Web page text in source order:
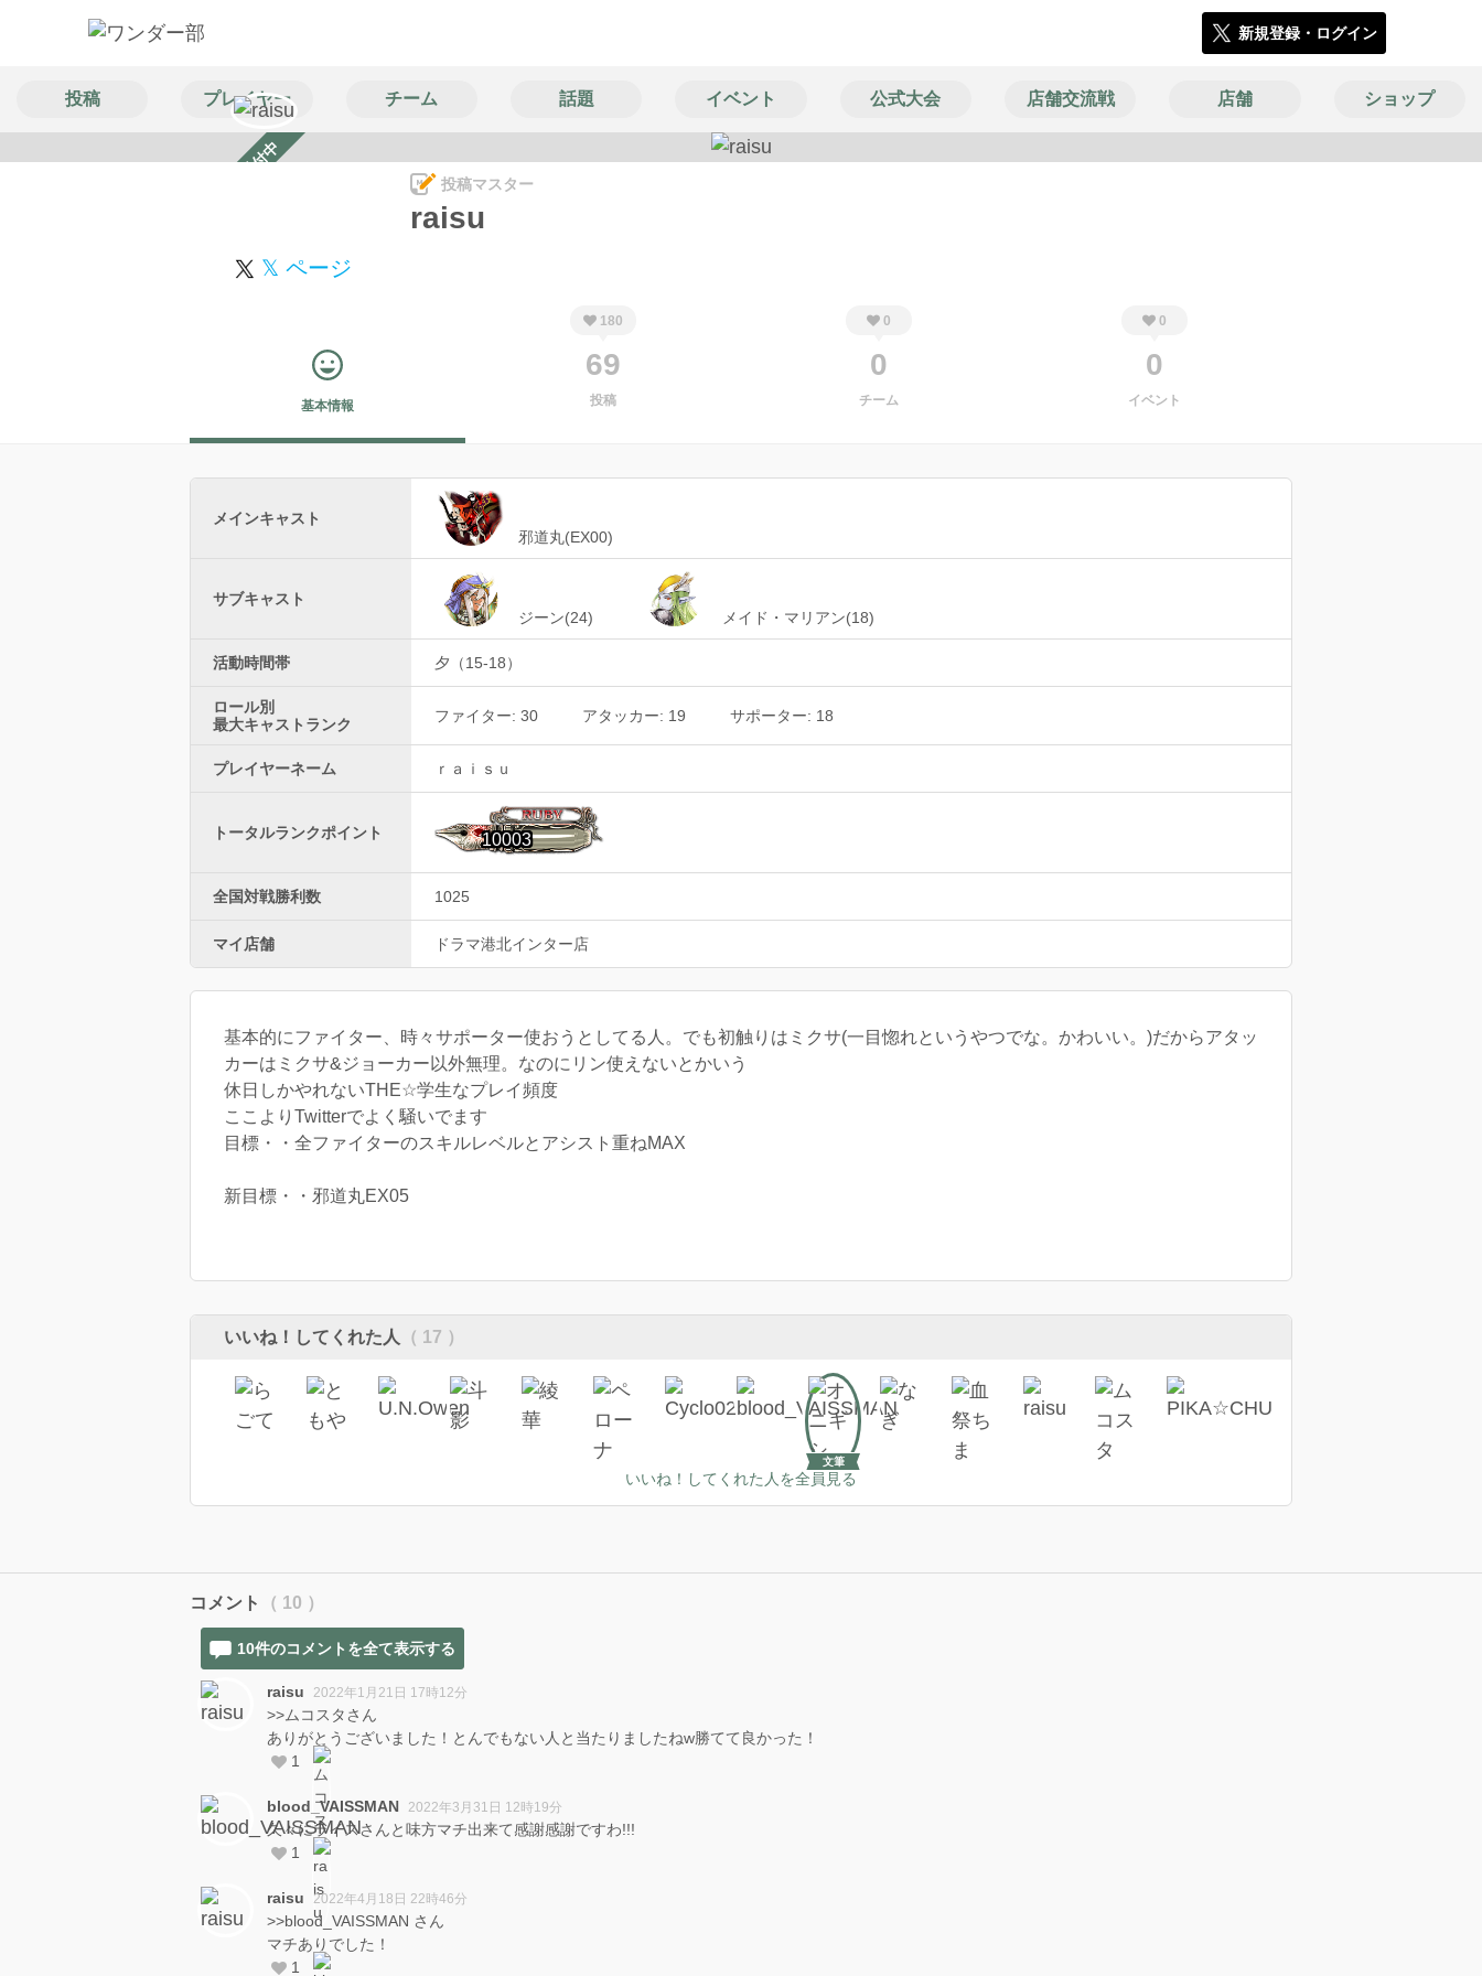
新規登録・ログイン
投稿 プレイヤー チーム 話題 イベント 公式大会 店舗交流戦 店舗 ショップ
スカウト受付中 投稿マスター
raisu
𝕏 ページ
基本情報
180
69
投稿
0
0
チーム
0
0
イベント
メインキャスト
邪道丸(EX00)
サブキャスト
ジーン(24)
メイド・マリアン(18)
活動時間帯 夕（15-18）
ロール別
最大キャストランク
ファイター: 30 アタッカー: 19 サポーター: 18
プレイヤーネーム ｒａｉｓｕ
トータルランクポイント 10003
全国対戦勝利数 1025
マイ店舗 ドラマ港北インター店
基本的にファイター、時々サポーター使おうとしてる人。でも初触りはミクサ(一目惚れというやつでな。かわいい。)だからアタッ
カーはミクサ&ジョーカー以外無理。なのにリン使えないとかいう
休日しかやれないTHE☆学生なプレイ頻度
ここよりTwitterでよく騒いでます
目標・・全ファイターのスキルレベルとアシスト重ねMAX
新目標・・邪道丸EX05
いいね！してくれた人 （ 17 ）
文筆
いいね！してくれた人を全員見る
コメント （ 10 ）
10件のコメントを全て表示する
raisu 2022年1月21日 17時12分
>>ムコスタさん
ありがとうございました！とんでもない人と当たりましたねw勝てて良かった！
1
blood_VAISSMAN 2022年3月31日 12時19分
久々にライスさんと味方マチ出来て感謝感謝ですわ!!!
1
raisu 2022年4月18日 22時46分
>>blood_VAISSMAN さん
マチありでした！
1